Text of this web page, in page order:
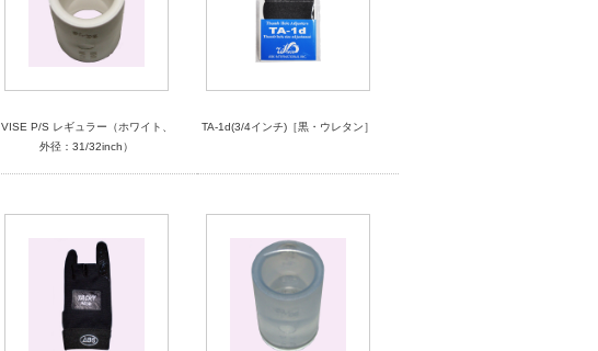
VISE P/S レギュラー（ホワイト、
外径：31/32inch）
TA-1d(3/4インチ)［黒・ウレタン］